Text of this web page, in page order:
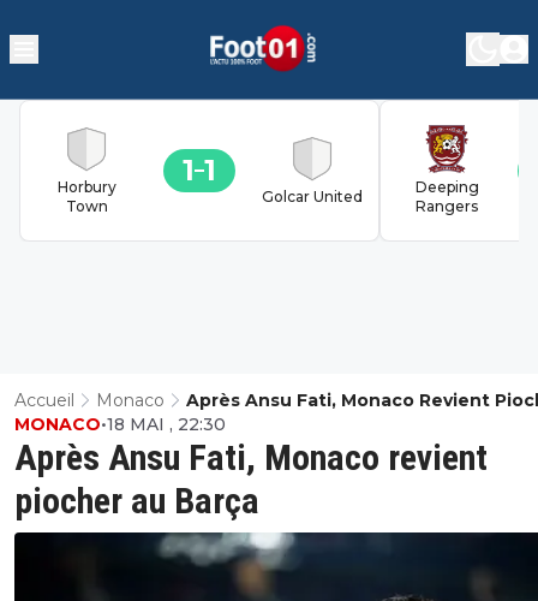
Horbury
Town
1 1
Golcar United
Deeping
Rangers
Accueil Monaco
Après Ansu Fati, Monaco Revient
Au Barça
Après Ansu Fati, Monaco revient
piocher au Barça
MONACO•18 MAI , 22:30